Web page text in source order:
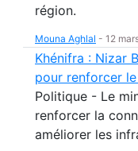
région.
Mouna Aghlal - 12
Khénifra : Nizar
pour renforcer
Politique - Le
renforcer la
améliorer les